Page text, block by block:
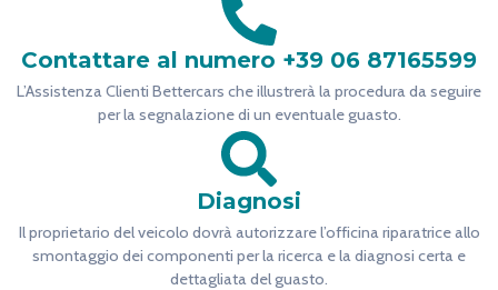
Contattare al numero +39 06 87165599
L’Assistenza Clienti Bettercars che illustrerà la procedura da seguire
per la segnalazione di un eventuale guasto.
Diagnosi
Il proprietario del veicolo dovrà autorizzare l’officina riparatrice allo
smontaggio dei componenti per la ricerca e la diagnosi certa e
dettagliata del guasto.